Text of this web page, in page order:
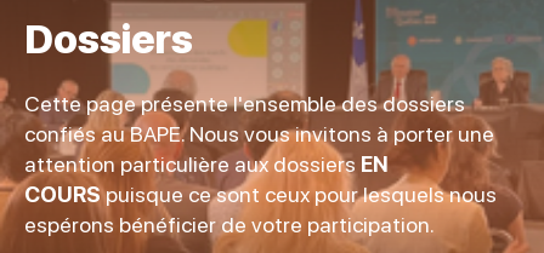
Dossiers
Cette page présente l'ensemble des dossiers
confiés au BAPE. Nous vous invitons à porter une
attention particulière aux dossiers EN
COURSpuisque ce sont ceux pour lesquels nous
espérons bénéficier de votre participation.